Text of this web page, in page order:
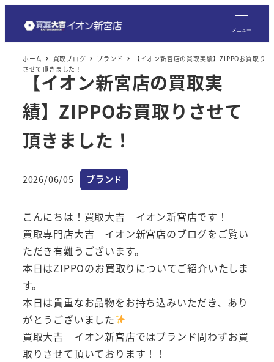
メニュー
ホーム 買取ブログ ブランド
【イオン新宮店の買取実績】ZIPPOお買取り
させて頂きました！
【イオン新宮店の買取実
績】ZIPPOお買取りさせて
頂きました！
投稿日
2026/06/05 カテゴリー
ブランド
こんにちは！買取大吉 イオン新宮店です！
買取専門店大吉 イオン新宮店のブログをご覧い
ただき有難うございます。
本日はZIPPOのお買取りについてご紹介いたしま
す。
本日は貴重なお品物をお持ち込みいただき、あり
がとうございました
買取大吉 イオン新宮店ではブランド問わずお買
取りさせて頂いております！！